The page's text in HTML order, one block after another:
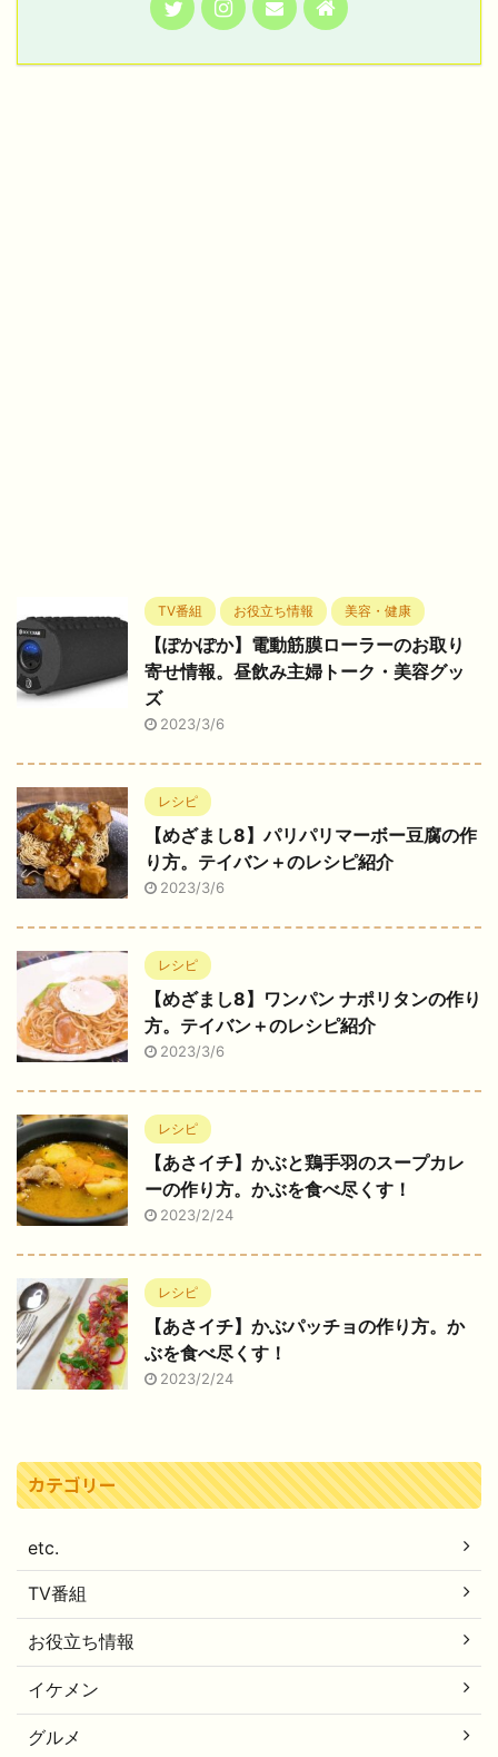
TV番組 お役立ち情報 美容・健康
【ぽかぽか】電動筋膜ローラーのお取り
寄せ情報。昼飲み主婦トーク・美容グッ
ズ
2023/3/6
レシピ
【めざまし8】パリパリマーボー豆腐の作
り方。テイバン＋のレシピ紹介
2023/3/6
レシピ
【めざまし8】ワンパン ナポリタンの作り
方。テイバン＋のレシピ紹介
2023/3/6
レシピ
【あさイチ】かぶと鶏手羽のスープカレ
ーの作り方。かぶを食べ尽くす！
2023/2/24
レシピ
【あさイチ】かぶパッチョの作り方。か
ぶを食べ尽くす！
2023/2/24
カテゴリー
etc.
TV番組
お役立ち情報
イケメン
グルメ